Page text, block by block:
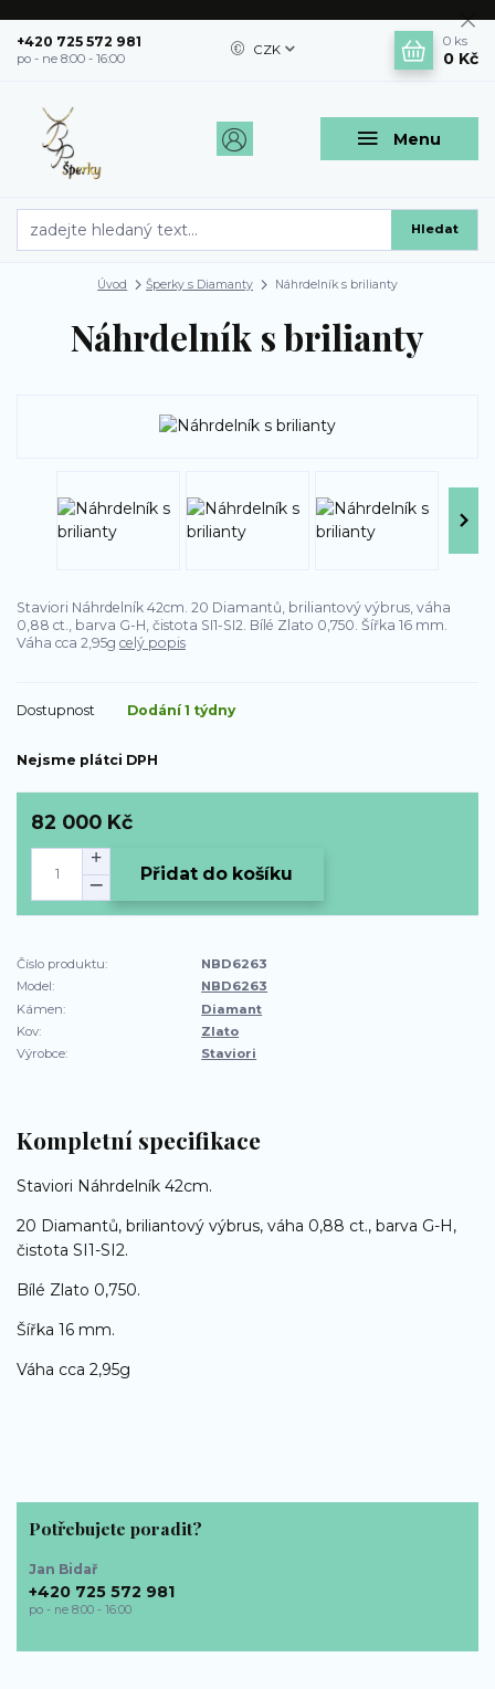
Menu
CZK
Hledat
+420 725 572 981
po - ne 8:00 - 16:00
0 ks
0 Kč
Úvod Šperky s Diamanty Náhrdelník s brilianty
Náhrdelník s brilianty
Staviori Náhrdelník 42cm. 20 Diamantů, briliantový výbrus, váha
0,88 ct., barva G-H, čistota SI1-SI2. Bílé Zlato 0,750. Šířka 16 mm.
Váha cca 2,95g celý popis
Dostupnost Dodání 1 týdny
Nejsme plátci DPH
82 000 Kč
Přidat do košíku
Číslo produktu:
NBD6263
Model:
NBD6263
Kámen:
Diamant
Kov:
Zlato
Výrobce:
Staviori
Kompletní specifikace
Staviori Náhrdelník 42cm.
20 Diamantů, briliantový výbrus, váha 0,88 ct., barva G-H,
čistota SI1-SI2.
Bílé Zlato 0,750.
Šířka 16 mm.
Váha cca 2,95g
Potřebujete poradit?
Jan Bidař
+420 725 572 981
po - ne 8:00 - 16:00